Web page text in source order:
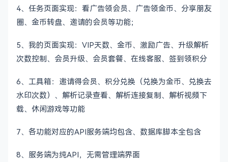
4、任务页面实现：看广告领会员、广告领金币、分享朋友
圈、金币转盘、邀请的会员等功能；
5、我的页面实现：VIP天数、金币、激励广告、升级解析
次数控制、会员升级、会员套餐、在线客服、签到领积分
6、工具箱：邀请得会员、积分兑换（兑换为金币、兑换去
水印次数）、解析记录查看、解析连接复制、解析视频下
载、休闲游戏等功能
7、各功能对应的API服务端均包含、数据库脚本全包含
8、服务端为纯API，无需管理端界面